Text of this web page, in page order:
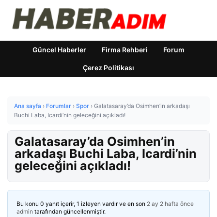
Güncel Haberler Firma Rehberi Forum
Çerez Politikası
Ana sayfa › Forumlar › Spor › Galatasaray’da Osimhen’in arkadaşı
Buchi Laba, Icardi’nin geleceğini açıkladı!
Galatasaray’da Osimhen’in
arkadaşı Buchi Laba, Icardi’nin
geleceğini açıkladı!
Bu konu 0 yanıt içerir, 1 izleyen vardır ve en son 2 ay 2 hafta önce
admin tarafından güncellenmiştir.